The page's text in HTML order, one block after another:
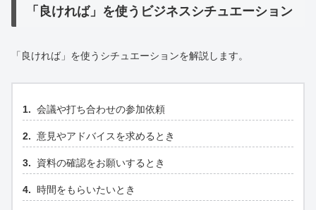
「良ければ」を使うビジネスシチュエーション
「良ければ」を使うシチュエーションを解説します。
会議や打ち合わせの参加依頼
意見やアドバイスを求めるとき
資料の確認をお願いするとき
時間をもらいたいとき